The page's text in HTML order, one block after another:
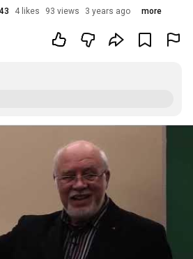
4 likes 93 views 3 years ago more